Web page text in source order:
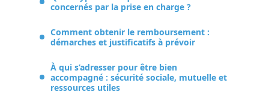
concernés par la prise en charge ?
Comment obtenir le remboursement :
démarches et justificatifs à prévoir
À qui s’adresser pour être bien
accompagné : sécurité sociale, mutuelle et
ressources utiles